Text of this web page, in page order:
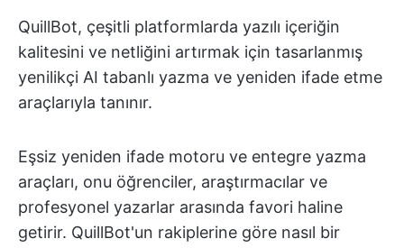
QuillBot, çeşitli platformlarda yazılı içeriğin
kalitesini ve netliğini artırmak için tasarlanmış
yenilikçi AI tabanlı yazma ve yeniden ifade etme
araçlarıyla tanınır.
Eşsiz yeniden ifade motoru ve entegre yazma
araçları, onu öğrenciler, araştırmacılar ve
profesyonel yazarlar arasında favori haline
getirir. QuillBot'un rakiplerine göre nasıl bir